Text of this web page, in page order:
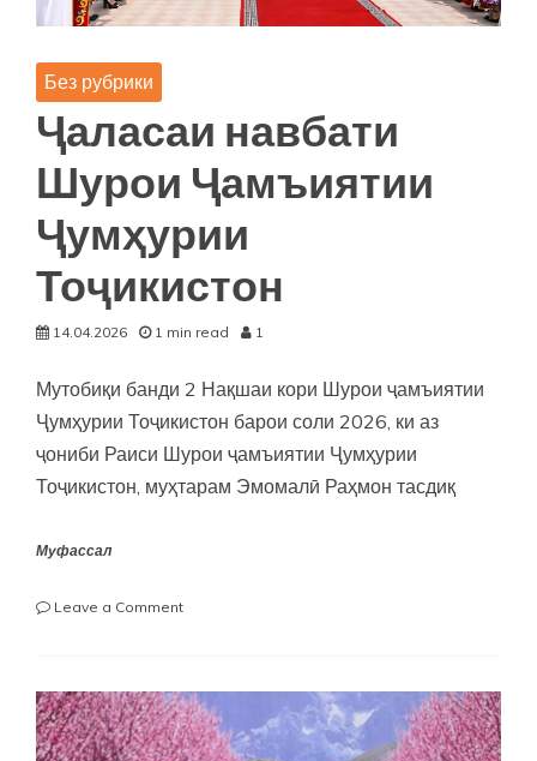
Без рубрики
Ҷаласаи навбати
Шурои Ҷамъиятии
Ҷумҳурии
Тоҷикистон
14.04.2026 1 min read 1
Мутобиқи банди 2 Нақшаи кори Шурои ҷамъиятии
Ҷумҳурии Тоҷикистон барои соли 2026, ки аз
ҷониби Раиси Шурои ҷамъиятии Ҷумҳурии
Тоҷикистон, муҳтарам Эмомалӣ Раҳмон тасдиқ
Муфассал
Leave a Commenton
Ҷамъиятии
Ҷумҳурии
Тоҷикистон